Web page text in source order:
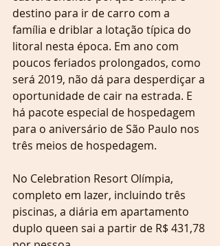
destino para ir de carro com a
família e driblar a lotação típica do
litoral nesta época. Em ano com
poucos feriados prolongados, como
será 2019, não dá para desperdiçar a
oportunidade de cair na estrada. E
há pacote especial de hospedagem
para o aniversário de São Paulo nos
três meios de hospedagem.
No Celebration Resort Olímpia,
completo em lazer, incluindo três
piscinas, a diária em apartamento
duplo queen sai a partir de R$ 431,78